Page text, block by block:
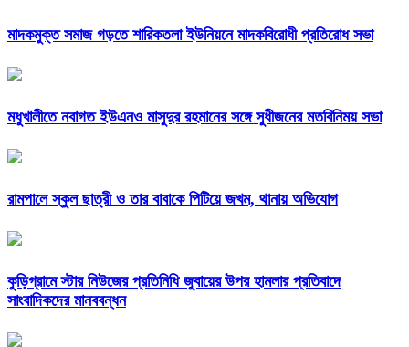
মাদকমুক্ত সমাজ গড়তে শারিকতলা ইউনিয়নে মাদকবিরোধী প্রতিরোধ সভা
মধুখালীতে নবাগত ইউএনও মাসুদুর রহমানের সঙ্গে সুধীজনের মতবিনিময় সভা
রামপালে স্কুল ছাত্রী ও তার বাবাকে পিটিয়ে জখম, থানায় অভিযোগ
কুড়িগ্রামে স্টার নিউজের প্রতিনিধি জুবায়ের উপর হামলার প্রতিবাদে
সাংবাদিকদের মানববন্ধন